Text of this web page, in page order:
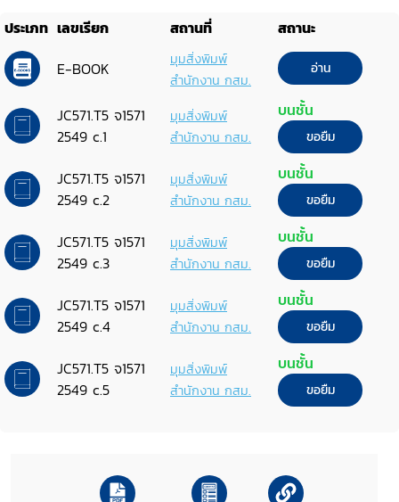
ประเภท เลขเรียก สถานที่
สถานะ
E-BOOK
มุมสิ่งพิมพ์
สำนักงาน กสม.
อ่าน
JC571.T5 จ1571
2549 c.1
มุมสิ่งพิมพ์
สำนักงาน กสม.
บนชั้น
ขอยืม
JC571.T5 จ1571
2549 c.2
มุมสิ่งพิมพ์
สำนักงาน กสม.
บนชั้น
ขอยืม
JC571.T5 จ1571
2549 c.3
มุมสิ่งพิมพ์
สำนักงาน กสม.
บนชั้น
ขอยืม
JC571.T5 จ1571
2549 c.4
มุมสิ่งพิมพ์
สำนักงาน กสม.
บนชั้น
ขอยืม
JC571.T5 จ1571
2549 c.5
มุมสิ่งพิมพ์
สำนักงาน กสม.
บนชั้น
ขอยืม